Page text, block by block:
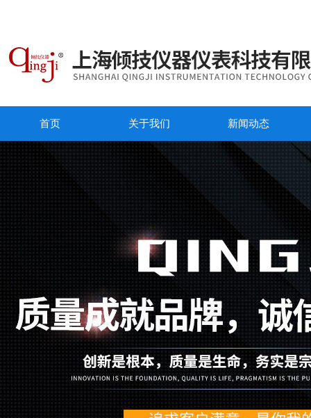
首页 关于我们 新闻动态